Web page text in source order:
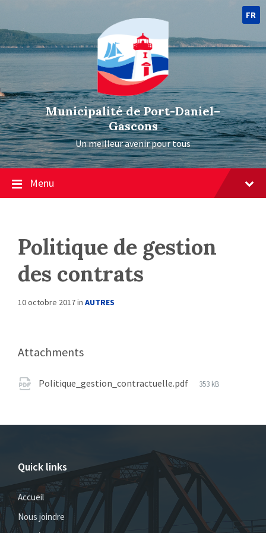
FR
Municipalité de Port-Daniel–
Gascons
Un meilleur avenir pour tous
Menu
Politique de gestion
des contrats
10 octobre 2017in AUTRES
Attachments
Politique_gestion_contractuelle.pdf 353 kB
Quick links
Accueil
Nous joindre